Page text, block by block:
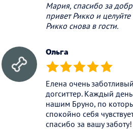
Мария, спасибо за
привет Рикко и
Рикко снова в гости.
Ольга
(*) (*) (*) (*) (*)
Елена очень
догситтер. Каждый
нашим Бруно, по
спокойно себя
спасибо за вашу заботу!